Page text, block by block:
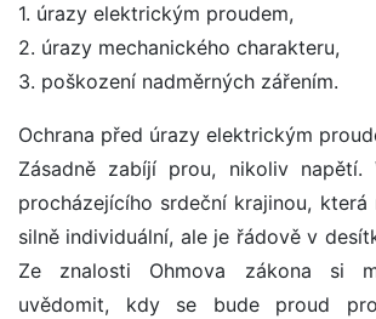
1. úrazy elektrickým proudem,
2. úrazy mechanického charakteru,
3. poškození nadměrných zářením.
Ochrana před úrazy elektrickým
Zásadně zabíjí prou, nikoliv napětí.
procházejícího srdeční krajinou,
silně individuální, ale je řádově v
Ze znalosti Ohmova zákona si
uvědomit, kdy se bude proud